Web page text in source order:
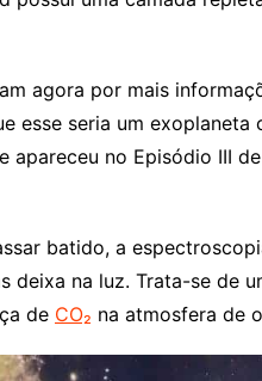
agora por mais
esse seria um
apareceu no Episódio III de
batido, a
deixa na luz. Trata-se de
de CO₂ na atmosfera de